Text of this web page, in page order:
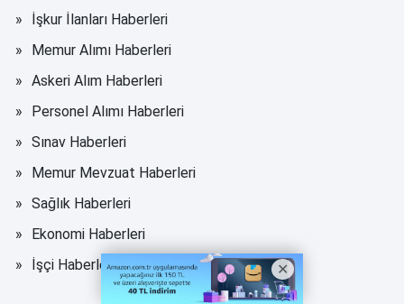
İşkur İlanları Haberleri
Memur Alımı Haberleri
Askeri Alım Haberleri
Personel Alımı Haberleri
Sınav Haberleri
Memur Mevzuat Haberleri
Sağlık Haberleri
Ekonomi Haberleri
İşçi Haberleri